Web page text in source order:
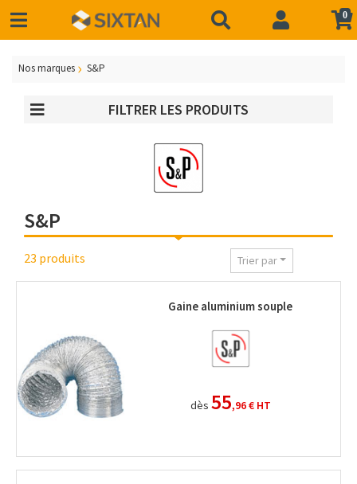
0
Nos marques S&P
FILTRER LES PRODUITS
S&P
23 produits Trier par
Gaine aluminium souple
dès 55,96 €HT